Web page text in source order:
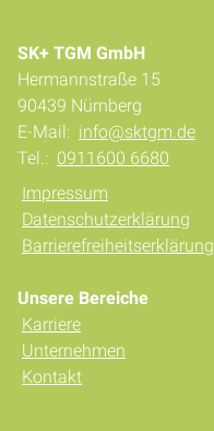
SK+ TGM GmbH
Hermannstraße 15
90439 Nürnberg
E-Mail: info@sktgm.de
Tel.: 0911600 6680
Impressum
Datenschutzerklärung
Barrierefreiheitserklärung
Unsere Bereiche
Karriere
Unternehmen
Kontakt